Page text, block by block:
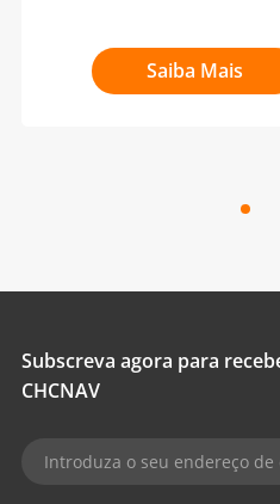
Saiba Mais
Subscreva agora para
CHCNAV